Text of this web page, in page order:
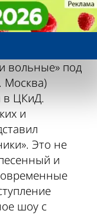
вольные» под
Москва)
в ЦКиД.
и
Это не
и
шоу с